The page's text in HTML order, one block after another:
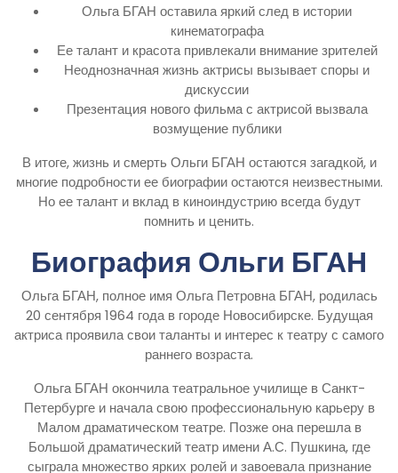
Ольга БГАН оставила яркий след в истории
кинематографа
Ее талант и красота привлекали внимание зрителей
Неоднозначная жизнь актрисы вызывает споры и
дискуссии
Презентация нового фильма с актрисой вызвала
возмущение публики
В итоге, жизнь и смерть Ольги БГАН остаются загадкой, и
многие подробности ее биографии остаются неизвестными.
Но ее талант и вклад в киноиндустрию всегда будут
помнить и ценить.
Биография Ольги БГАН
Ольга БГАН, полное имя Ольга Петровна БГАН, родилась
20 сентября 1964 года в городе Новосибирске. Будущая
актриса проявила свои таланты и интерес к театру с самого
раннего возраста.
Ольга БГАН окончила театральное училище в Санкт-
Петербурге и начала свою профессиональную карьеру в
Малом драматическом театре. Позже она перешла в
Большой драматический театр имени А.С. Пушкина, где
сыграла множество ярких ролей и завоевала признание